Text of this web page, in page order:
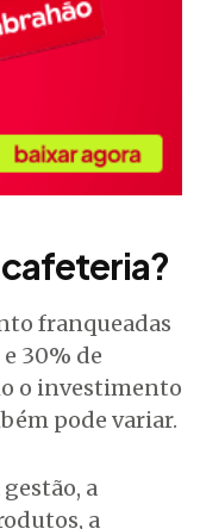
cafeteria?
franqueadas
30% de
o investimento
pode variar.
a
a